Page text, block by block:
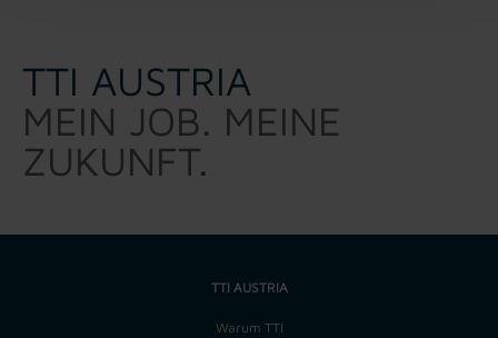
TTI AUSTRIA
MEIN JOB. MEINE
ZUKUNFT.
TTI AUSTRIA
Warum TTI